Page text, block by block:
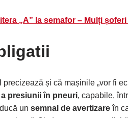
„A” la semafor – Mulți
precizează și că mașinile „vor fi
presiunii în pneuri, capabile,
un semnal de avertizareîn